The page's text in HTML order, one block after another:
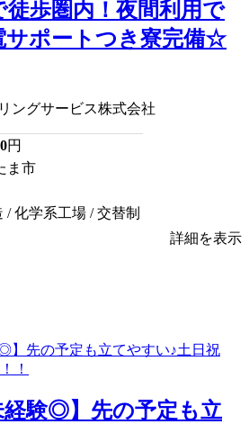
歩圏内！夜間利用で
サポートつき寮完備☆
ングサービス株式会社
円
ま市
/ 化学系工場 / 交替制
詳細を表示
経験◎】先の予定も立